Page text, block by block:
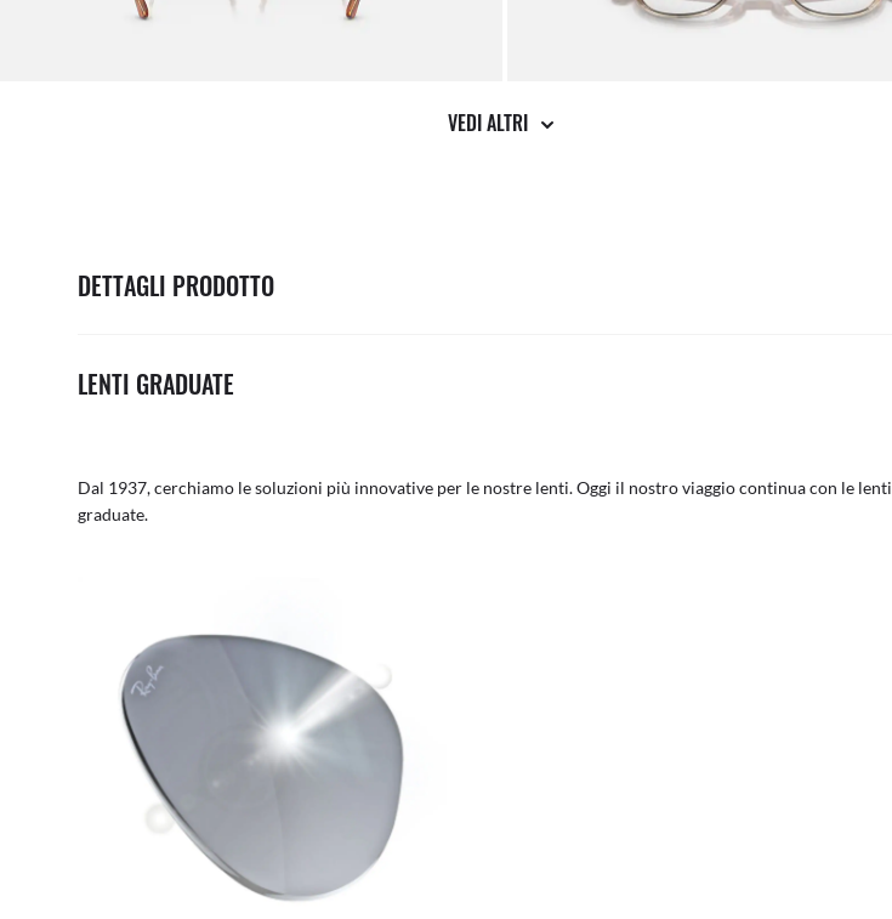
VEDI ALTRI
DETTAGLI PRODOTTO
LENTI GRADUATE
Dal 1937, cerchiamo le soluzioni più innovative per le nostre lenti. Oggi il nostro viaggio continua con le lenti
graduate.